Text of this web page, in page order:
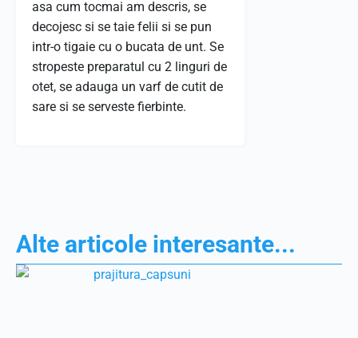
asa cum tocmai am descris, se
decojesc si se taie felii si se pun
intr-o tigaie cu o bucata de unt. Se
stropeste preparatul cu 2 linguri de
otet, se adauga un varf de cutit de
sare si se serveste fierbinte.
Alte articole interesante...